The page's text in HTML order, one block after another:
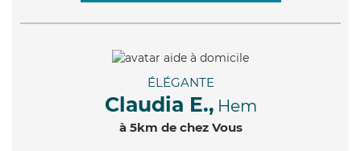
ÉLÉGANTE
Claudia E., Hem
à 5km de chez Vous